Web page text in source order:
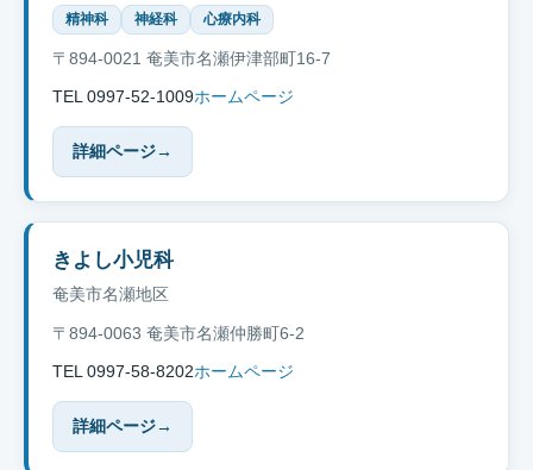
精神科 神経科 心療内科
〒894-0021 奄美市名瀬伊津部町16-7
TEL 0997-52-1009ホームページ
詳細ページ→
きよし小児科
奄美市名瀬地区
〒894-0063 奄美市名瀬仲勝町6-2
TEL 0997-58-8202ホームページ
詳細ページ→